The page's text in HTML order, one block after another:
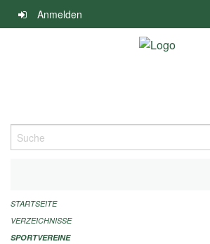
Navigation
überspringen
Anmelden
Suche
ALLGEMEINE INFORMATIONEN
FINANZIELLE UNTERSTÜTZUNG BENÖTIGT?
STARTSEITE
VERZEICHNISSE
SPORTVEREINE